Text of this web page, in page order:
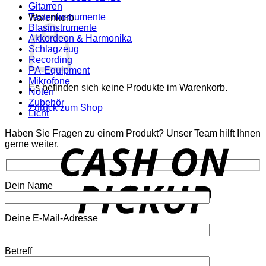
Warenkorb
Es befinden sich keine Produkte im Warenkorb.
Zurück zum Shop
Gitarren
Tasteninstrumente
Blasinstrumente
Akkordeon & Harmonika
Schlagzeug
Recording
PA-Equipment
Mikrofone
Noten
Zubehör
Licht
Haben Sie Fragen zu einem Produkt? Unser Team hilft Ihnen
gerne weiter.
Dein Name
Deine E-Mail-Adresse
Betreff